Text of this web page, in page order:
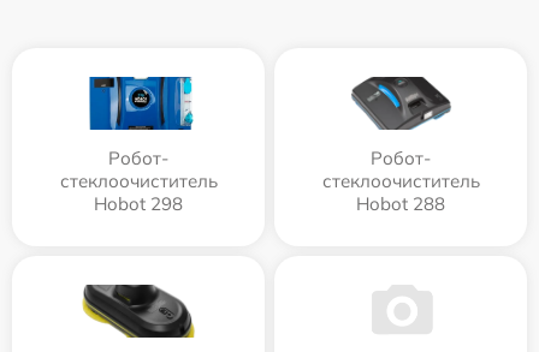
Робот-
стеклоочиститель
Hobot 298
Робот-
стеклоочиститель
Hobot 288